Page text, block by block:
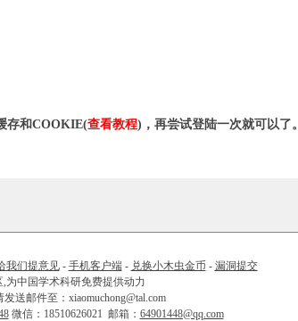
存和COOKIE(查看教程)，再尝试登陆一次就可以了。
我们提意见- 手机客户端- 兑换小木虫金币 - 漏洞提交
为中国学术科研免费提供动力
送邮件至：xiaomuchong@tal.com
微信：18510626021 邮箱： 64901448@qq.com